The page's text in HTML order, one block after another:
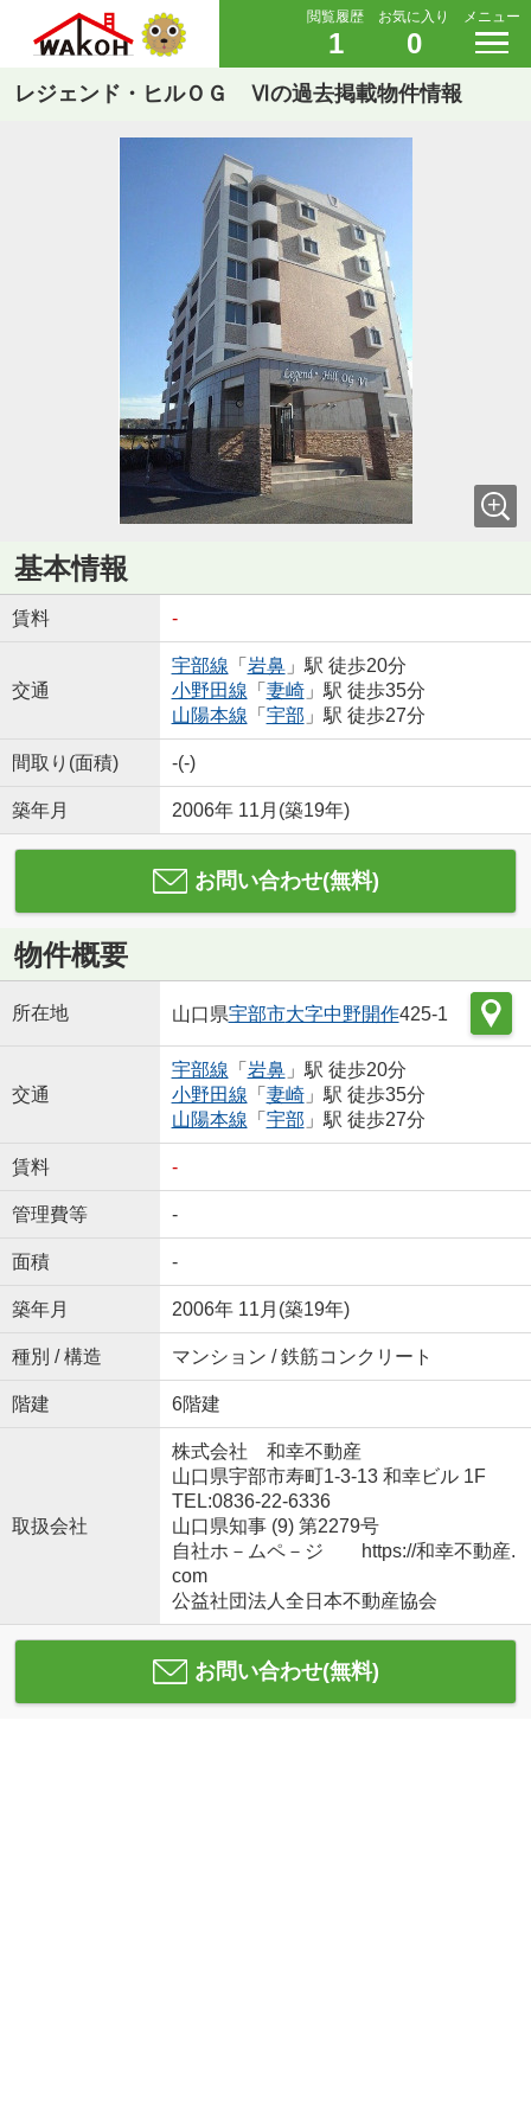
閲覧履歴
1
お気に入り
0
メニュー
レジェンド・ヒルＯＧ Ⅵの過去掲載物件情報
基本情報
賃料 -
交通
宇部線 「 岩鼻」駅 徒歩20分
小野田線 「 妻崎」駅 徒歩35分
山陽本線 「 宇部 」駅 徒歩27分
間取り(面積) -(-)
築年月 2006年 11月(築19年)
お問い合わせ(無料)
物件概要
所在地 山口県宇部市大字中野開作425-1
交通
宇部線 「 岩鼻」駅 徒歩20分
小野田線 「 妻崎」駅 徒歩35分
山陽本線 「 宇部 」駅 徒歩27分
賃料 -
管理費等 -
面積 -
築年月 2006年 11月(築19年)
種別 / 構造 マンション / 鉄筋コンクリート
階建 6階建
取扱会社
株式会社 和幸不動産
山口県宇部市寿町1-3-13 和幸ビル 1F
TEL:0836-22-6336
山口県知事 (9) 第2279号
自社ホ－ムペ－ジ https://和幸不動産.
com
公益社団法人全日本不動産協会
お問い合わせ(無料)